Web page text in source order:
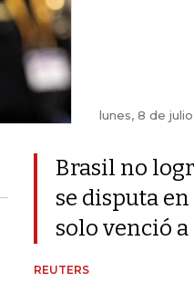
lunes, 8 de
Brasil no
se disputa
solo venció a
REUTERS